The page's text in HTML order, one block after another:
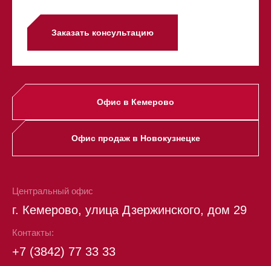
Заказать консультацию
Офис в Кемерово
Офис продаж в Новокузнецке
Центральный офис
г. Кемерово, улица Дзержинского, дом 29
Контакты:
+7 (3842) 77 33 33